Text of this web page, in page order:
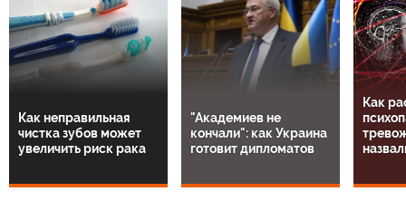
Как неправильная
чистка зубов может
увеличить риск рака
"Академиев не
кончали": как Украина
готовит дипломатов
Как